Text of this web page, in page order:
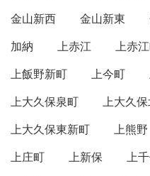
金山新西
金山新東
加納
上赤江 上赤
上飯野新町
上今町
上大久保泉町
上大久
上大久保東新町
上熊野
上庄町
上新保 上